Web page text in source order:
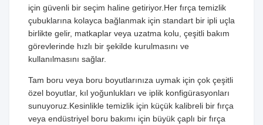
için güvenli bir seçim haline getiriyor.Her fırça temizlik
çubuklarına kolayca bağlanmak için standart bir ipli uçla
birlikte gelir, matkaplar veya uzatma kolu, çeşitli bakım
görevlerinde hızlı bir şekilde kurulmasını ve
kullanılmasını sağlar.
Tam boru veya boru boyutlarınıza uymak için çok çeşitli
özel boyutlar, kıl yoğunlukları ve iplik konfigürasyonları
sunuyoruz.Kesinlikle temizlik için küçük kalibreli bir fırça
veya endüstriyel boru bakımı için büyük çaplı bir fırça